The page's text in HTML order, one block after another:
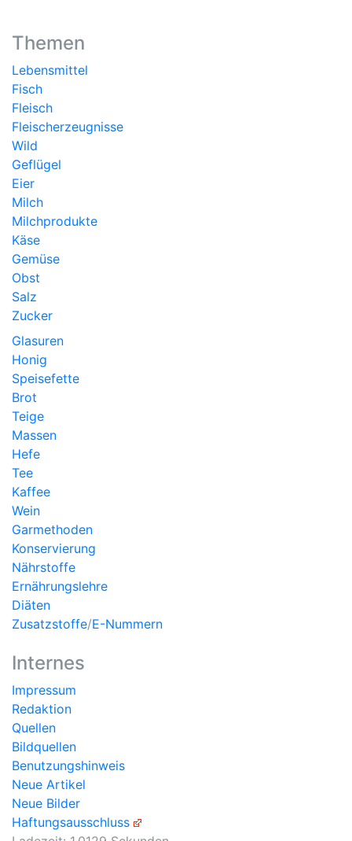
Themen
Lebensmittel
Fisch
Fleisch
Fleischerzeugnisse
Wild
Geflügel
Eier
Milch
Milchprodukte
Käse
Gemüse
Obst
Salz
Zucker
Glasuren
Honig
Speisefette
Brot
Teige
Massen
Hefe
Tee
Kaffee
Wein
Garmethoden
Konservierung
Nährstoffe
Ernährungslehre
Diäten
Zusatzstoffe/E-Nummern
Internes
Impressum
Redaktion
Quellen
Bildquellen
Benutzungshinweis
Neue Artikel
Neue Bilder
Haftungsausschluss